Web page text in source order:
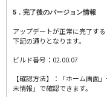
5．完了後のバージョン情報
アップデートが正常に完了す
下記の通りとなります。
ビルド番号：02.00.07
【確認方法】：「ホーム画
末情報」で確認できます。